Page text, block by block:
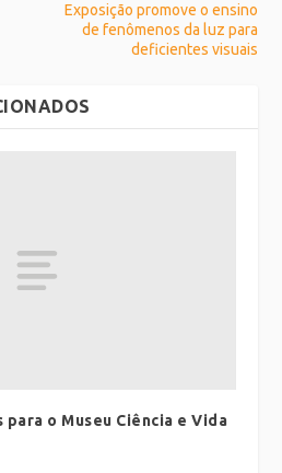
Exposição promove o ensino
de fenômenos da luz para
deficientes visuais
o Museu Ciência e Vida